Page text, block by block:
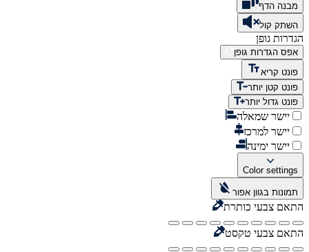
מבנה הדף
השתק קול
הגדרות גופן
אפס הגדרות גופן
פונט קריא
פונט קטן יותר
פונט גדול יותר
יישר שמאלה
יישר למרכז
יישר ימינה
Color settings
תמונות בגוון אפור
התאם צבעי כותרת
התאם צבעי טקסט